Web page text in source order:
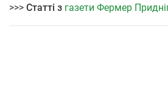
>>> Статті з газети Фермер